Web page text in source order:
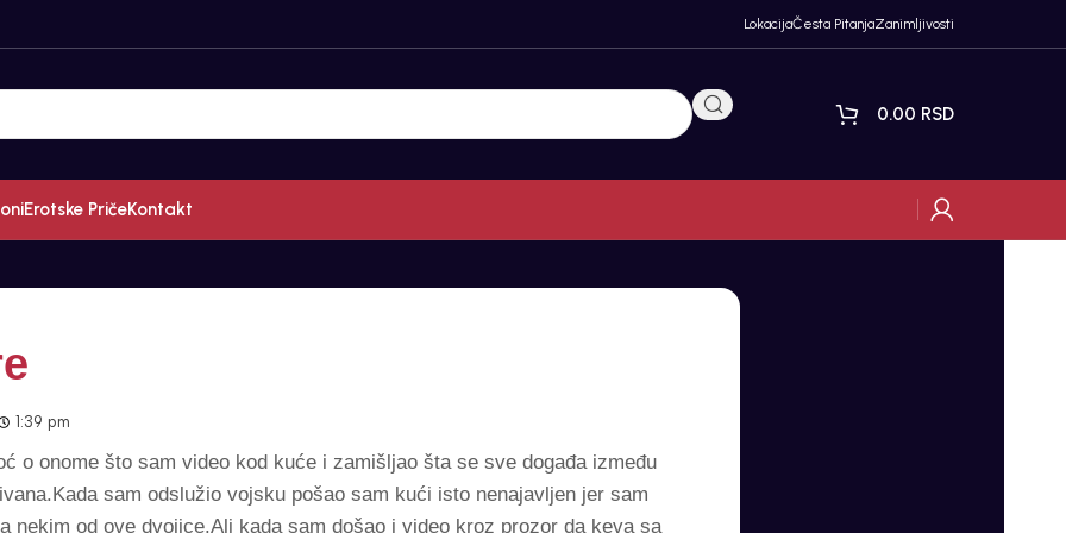
LokacijaČesta PitanjaZanimljivosti
0.00 RSD
Erotske PričeKontakt
1:39 pm
o onome što sam video kod kuće i zamišljao šta se sve događa između
sam odslužio vojsku pošao sam kući isto nenajavljen jer sam
nekim od ove dvojice.Ali kada sam došao i video kroz prozor da keva sa